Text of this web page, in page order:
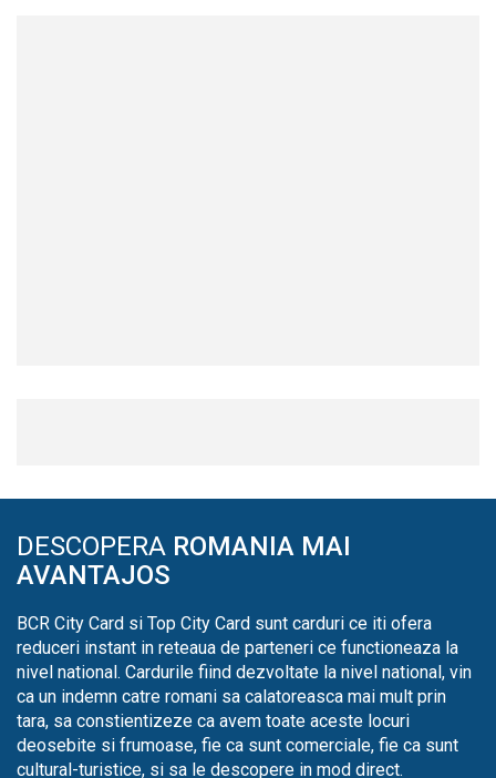
DESCOPERA ROMANIA MAI
AVANTAJOS
BCR City Card si Top City Card sunt carduri ce iti ofera
reduceri instant in reteaua de parteneri ce functioneaza la
nivel national. Cardurile fiind dezvoltate la nivel national, vin
ca un indemn catre romani sa calatoreasca mai mult prin
tara, sa constientizeze ca avem toate aceste locuri
deosebite si frumoase, fie ca sunt comerciale, fie ca sunt
cultural-turistice, si sa le descopere in mod direct.